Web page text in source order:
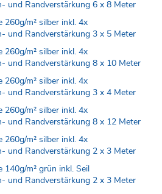
und Randverstärkung 6 x 8 Meter
260g/m² silber inkl. 4x
und Randverstärkung 3 x 5 Meter
260g/m² silber inkl. 4x
und Randverstärkung 8 x 10 Meter
260g/m² silber inkl. 4x
und Randverstärkung 3 x 4 Meter
260g/m² silber inkl. 4x
und Randverstärkung 8 x 12 Meter
260g/m² silber inkl. 4x
und Randverstärkung 2 x 3 Meter
140g/m² grün inkl. Seil
und Randverstärkung 2 x 3 Meter